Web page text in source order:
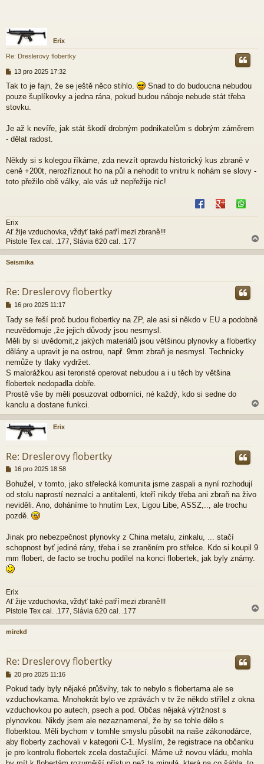
Erix
Re: Dreslerovy flobertky
P
í
s
p
e
k
13 pro 2025 17:32
Tak to je fajn, že se ještě něco stihlo.
Snad to do budoucna nebudou
pouze šuplíkovky a jedna rána, pokud budou náboje nebude stát třeba
stovku.
Je až k nevíře, jak stát škodí drobným podnikatelům s dobrým záměrem
- dělat radost.
Někdy si s kolegou říkáme, zda nevzít opravdu historický kus zbraně v
ceně +200t, nerozříznout ho na půl a nehodit to vnitru k nohám se slovy -
toto přežilo obě války, ale vás už nepřežije nic!
Erix
Ať žije vzduchovka, vždyť také patří mezi zbraně!!!
Pistole Tex cal. .177, Slávia 620 cal. .177
a
h
Seismika
Re: Dreslerovy flobertky
P
í
s
p
ě
e
k
16 pro 2025 11:17
Tady se řeší proč budou flobertky na ZP, ale asi si někdo v EU a podobně
neuvědomuje ,že jejich důvody jsou nesmysl.
Měli by si uvědomit,z jakých materiálů jsou většinou plynovky a flobertky
dělány a upravit je na ostrou, např. 9mm zbraň je nesmysl. Technicky
nemůže ty tlaky vydržet.
S malorážkou asi teroristé operovat nebudou a i u těch by většina
flobertek nedopadla dobře.
Prostě vše by měli posuzovat odborníci, né každý, kdo si sedne do
kanclu a dostane funkci.
a
h
Erix
Re: Dreslerovy flobertky
P
í
s
p
k
16 pro 2025 18:58
Bohužel, v tomto, jako střelecká komunita jsme zaspali a nyní rozhodují
od stolu naprostí neznalci a antitalenti, kteří nikdy třeba ani zbraň na živo
neviděli. Ano, doháníme to hnutím Lex, Ligou Libe, ASSZ,.., ale trochu
pozdě.
Jinak pro nebezpečnost plynovky z China metalu, zinkalu, ... stačí
schopnost byť jediné rány, třeba i se zraněním pro střelce. Kdo si koupil 9
mm flobert, de facto se trochu podílel na konci flobertek, jak byly známy.
Erix
Ať žije vzduchovka, vždyť také patří mezi zbraně!!!
Pistole Tex cal. .177, Slávia 620 cal. .177
a
h
mirekd
Re: Dreslerovy flobertky
P
í
s
p
ě
v
e
k
20 pro 2025 11:16
Pokud tady byly nějaké průšvihy, tak to nebylo s flobertama ale se
vzduchovkama. Mnohokrát bylo ve zprávách v tv že někdo střílel z okna
vzduchovkou po autech, psech a pod. Občas nějaká výtržnost s
plynovkou. Nikdy jsem ale nezaznamenal, že by se tohle dělo s
floberktou. Měli bychom v tomhle smyslu působit na naše zákonodárce,
aby floberty zachovali v kategorii C-1. Myslím, že registrace na občanku
je pro kontrolu flobertek zcela dostačující. Máme už novou vládu, mohla